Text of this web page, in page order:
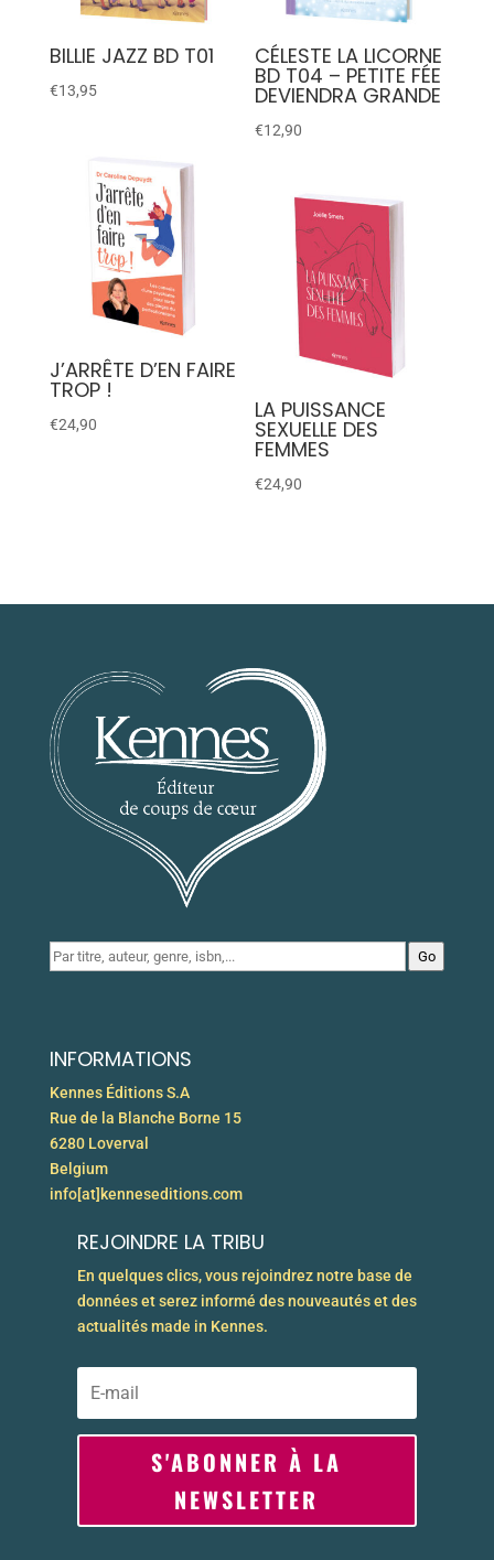
BILLIE JAZZ BD T01
€13,95
CÉLESTE LA LICORNE
BD T04 – PETITE FÉE
DEVIENDRA GRANDE
€12,90
J’ARRÊTE D’EN FAIRE
TROP !
€24,90
LA PUISSANCE
SEXUELLE DES
FEMMES
€24,90
Go
INFORMATIONS
Kennes Éditions S.A
Rue de la Blanche Borne 15
6280 Loverval
Belgium
info[at]kenneseditions.com
REJOINDRE LA TRIBU
En quelques clics, vous rejoindrez notre base de
données et serez informé des nouveautés et des
actualités made in Kennes.
S'ABONNER À LA
NEWSLETTER